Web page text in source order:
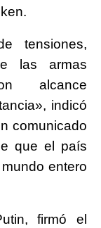
tensiones,
las armas
alcance
indicó
comunicado
que el país
entero
firmó el